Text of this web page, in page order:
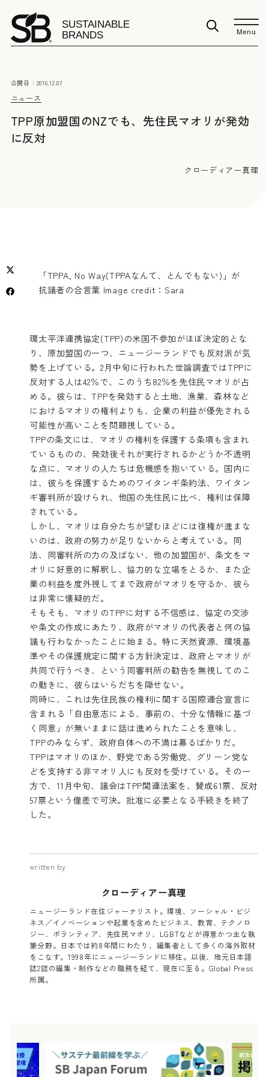
Menu
ニュース
公開日： 2016.12.07
TPP原加盟国のNZでも、先住民マオリが発効
に反対
クローディアー真理
「TPPA, No Way(TPPAなんて、とんでもない)」が
抗議者の合言葉 Image credit：Sara
環太平洋連携協定(TPP)の米国不参加がほぼ決定的とな
り、原加盟国の一つ、ニュージーランドでも反対派が気
勢を上げている。2月中旬に行われた世論調査ではTPPに
反対する人は42％で、このうち82％を先住民マオリが占
める。彼らは、TPPを発効すると土地、漁業、森林など
におけるマオリの権利よりも、企業の利益が優先される
可能性が高いことを問題視している。
TPPの条文には、マオリの権利を保護する条項も含まれ
ているものの、発効後それが実行されるかどうか不透明
な点に、マオリの人たちは危機感を抱いている。国内に
は、彼らを保護するためのワイタンギ条約法、ワイタン
ギ審判所が設けられ、他国の先住民に比べ、権利は保障
されている。
しかし、マオリは自分たちが望むほどには復権が進まな
いのは、政府の努力が足りないからと考えている。同
法、同審判所の力の及ばない、他の加盟国が、条文をマ
オリに好意的に解釈し、協力的な立場をとるか、また企
業の利益を度外視してまで政府がマオリを守るか、彼ら
は非常に懐疑的だ。
そもそも、マオリのTPPに対する不信感は、協定の交渉
や条文の作成にあたり、政府がマオリの代表者と何の協
議も行わなかったことに始まる。特に天然資源、環境基
準やその保護規定に関する方針決定は、政府とマオリが
共同で行うべき、という同審判所の勧告を無視してのこ
の動きに、彼らはいらだちを隠せない。
同時に、これは先住民族の権利に関する国際連合宣言に
含まれる「自由意志による、事前の、十分な情報に基づ
く同意」が無いままに話は進められたことを意味し、
TPPのみならず、政府自体への不満は募るばかりだ。
TPPはマオリのほか、野党である労働党、グリーン党な
どを支持する非マオリ人にも反対を受けている。その一
方で、11月中旬、議会はTPP関連法案を、賛成61票、反対
57票という僅差で可決。批准に必要となる手続きを終了
した。
written by
クローディアー真理
ニュージーランド在住ジャーナリスト。環境、ソーシャル・ビジ
ネス／イノベーションや起業を含めたビジネス、教育、テクノロ
ジー、ボランティア、先住民マオリ、LGBTなどが得意かつ主な執
筆分野。日本では約8年間にわたり、編集者として多くの海外取材
をこなす。1998年にニュージーランドに移住。以後、地元日本語
誌2誌の編集・制作などの職務を経て、現在に至る。Global Press
所属。